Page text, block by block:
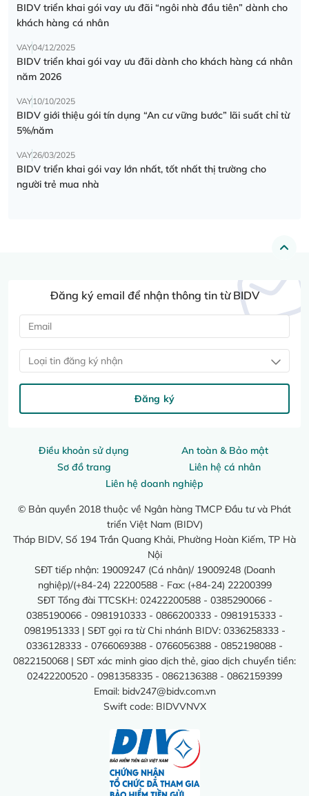
BIDV triển khai gói vay ưu đãi “ngôi nhà đầu tiên” dành cho
khách hàng cá nhân
VAY04/12/2025
BIDV triển khai gói vay ưu đãi dành cho khách hàng cá nhân
năm 2026
VAY10/10/2025
BIDV giới thiệu gói tín dụng “An cư vững bước” lãi suất chỉ từ
5%/năm
VAY26/03/2025
BIDV triển khai gói vay lớn nhất, tốt nhất thị trường cho
người trẻ mua nhà
Điều khoản sử dụng
An toàn & Bảo mật
Sơ đồ trang
Liên hệ cá nhân
Liên hệ doanh nghiệp
© Bản quyền 2018 thuộc về Ngân hàng TMCP Đầu tư và Phát
triển Việt Nam (BIDV)
Tháp BIDV, Số 194 Trần Quang Khải, Phường Hoàn Kiếm, TP Hà
Nội
SĐT tiếp nhận: 19009247 (Cá nhân)/ 19009248 (Doanh
nghiệp)/(+84-24) 22200588 - Fax: (+84-24) 22200399
SĐT Tổng đài TTCSKH: 02422200588 - 0385290066 -
0385190066 - 0981910333 - 0866200333 - 0981915333 -
0981951333 | SĐT gọi ra từ Chi nhánh BIDV: 0336258333 -
0336128333 - 0766069388 - 0766056388 - 0852198088 -
0822150068 | SĐT xác minh giao dịch thẻ, giao dịch chuyển tiền:
02422200520 - 0981358335 - 0862136388 - 0862159399
Email: bidv247@bidv.com.vn
Swift code: BIDVVNVX
Đăng ký email để nhận thông tin từ BIDV
Loại tin đăng ký nhận
Đăng ký